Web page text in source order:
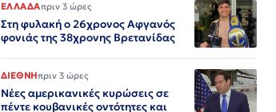
ΕΛΛΑΔΑπριν 3 ώρες
Στη φυλακή ο 26χρονος Αφγανός
φονιάς της 38χρονης Βρετανίδας
ΔΙΕΘΝΗπριν 3 ώρες
Νέες αμερικανικές κυρώσεις σε
πέντε κουβανικές οντότητες και